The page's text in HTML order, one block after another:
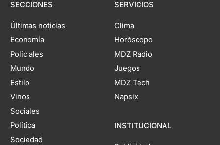
SECCIONES
Últimas noticias
Economía
Policiales
Mundo
Estilo
Vinos
Sociales
Política
Sociedad
SERVICIOS
Clima
Horóscopo
MDZ Radio
Juegos
MDZ Tech
Napsix
INSTITUCIONAL